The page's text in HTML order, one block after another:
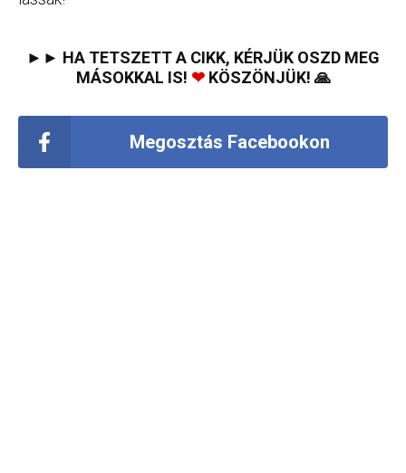
►► HA TETSZETT A CIKK, KÉRJÜK OSZD MEG
MÁSOKKAL IS! ❤KÖSZÖNJÜK! 🙏
Megosztás Facebookon